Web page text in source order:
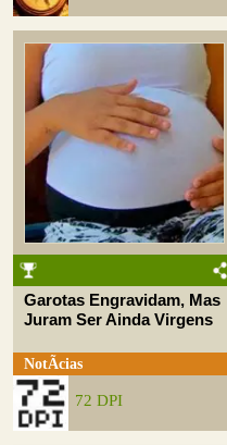
Garotas Engravidam, Mas
Juram Ser Ainda Virgens
NotÃ­cias
72 DPI